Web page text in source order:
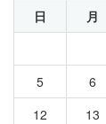
日 月
5
6
12
13